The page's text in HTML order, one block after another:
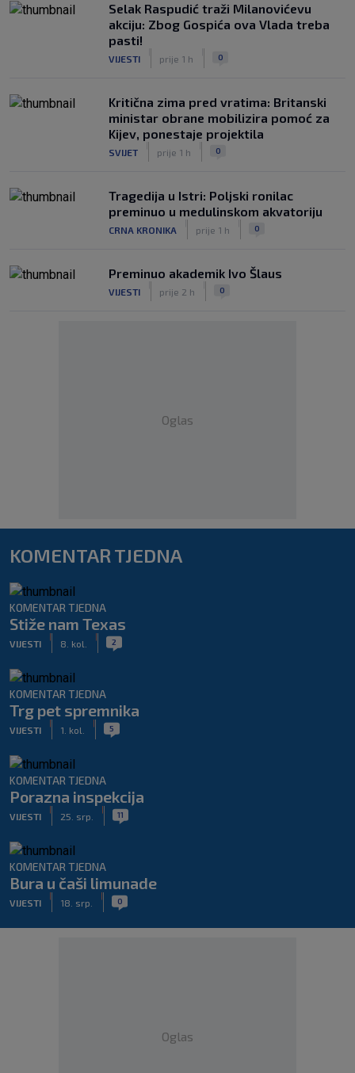
Selak Raspudić traži Milanovićevu
akciju: Zbog Gospića ova Vlada treba
pasti!
VIJESTI prije 1 h 0
Kritična zima pred vratima: Britanski
ministar obrane mobilizira pomoć za
Kijev, ponestaje projektila
SVIJET prije 1 h 0
Tragedija u Istri: Poljski ronilac
preminuo u medulinskom akvatoriju
CRNA KRONIKA prije 1 h 0
Preminuo akademik Ivo Šlaus
VIJESTI prije 2 h 0
Oglas
KOMENTAR TJEDNA
KOMENTAR TJEDNA
Stiže nam Texas
VIJESTI 8. kol. 2
KOMENTAR TJEDNA
Trg pet spremnika
VIJESTI 1. kol. 5
KOMENTAR TJEDNA
Porazna inspekcija
VIJESTI 25. srp. 11
KOMENTAR TJEDNA
Bura u čaši limunade
VIJESTI 18. srp. 0
Oglas